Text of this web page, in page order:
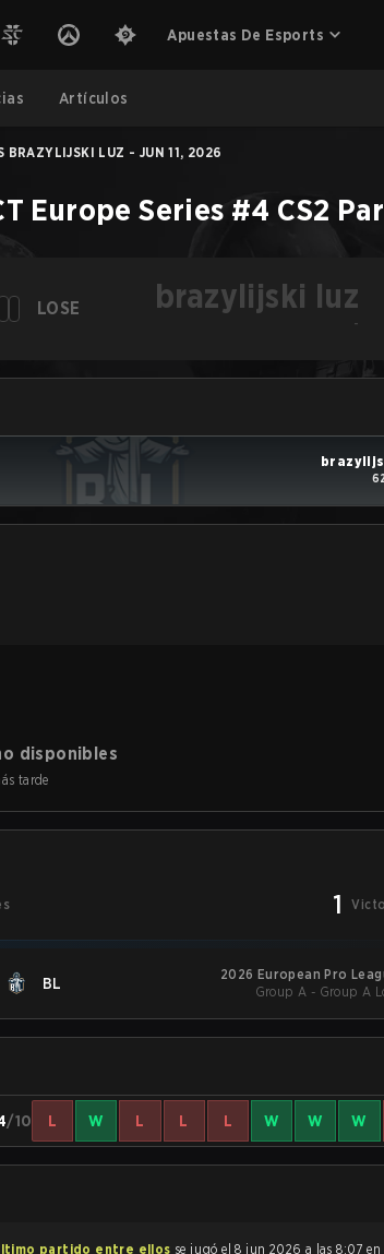
Apuestas De Esports
Artículos
BRAZYLIJSKI LUZ - JUN 11, 2026
Europe Series #4 CS2
LOSE brazylijski luz
-
disponibles
tarde
1
BL
2026 European Pro
Group A - Group A
/10 L W L L L W W W
partido entre ellos se jugó el 8 jun 2026 a las 8:07 en